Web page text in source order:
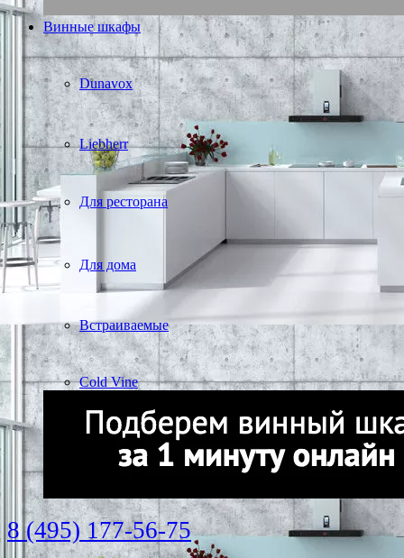
Винные шкафы
Dunavox
Liebherr
Для ресторана
Для дома
Встраиваемые
Cold Vine
8 (495) 177-56-75